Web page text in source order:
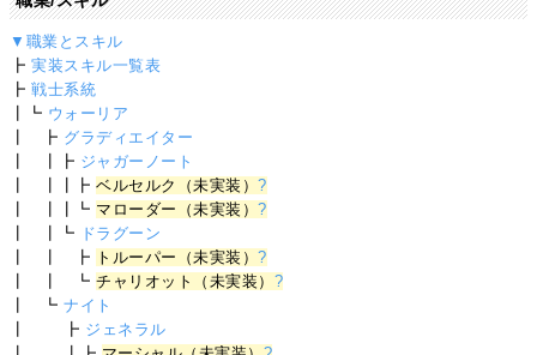
▼職業とスキル
┣実装スキル一覧表
┣戦士系統
┃┗ ウォーリア
┃ ┣ グラディエイター
┃ ┃┣ ジャガーノート
┃ ┃┃┣ベルセルク（未実装）?
┃ ┃┃┗ マローダー（未実装）?
┃ ┃┗ ドラグーン
┃ ┃ ┣ トルーパー（未実装）?
┃ ┃ ┗チャリオット（未実装） ?
┃ ┗ナイト
┃ ┣ ジェネラル